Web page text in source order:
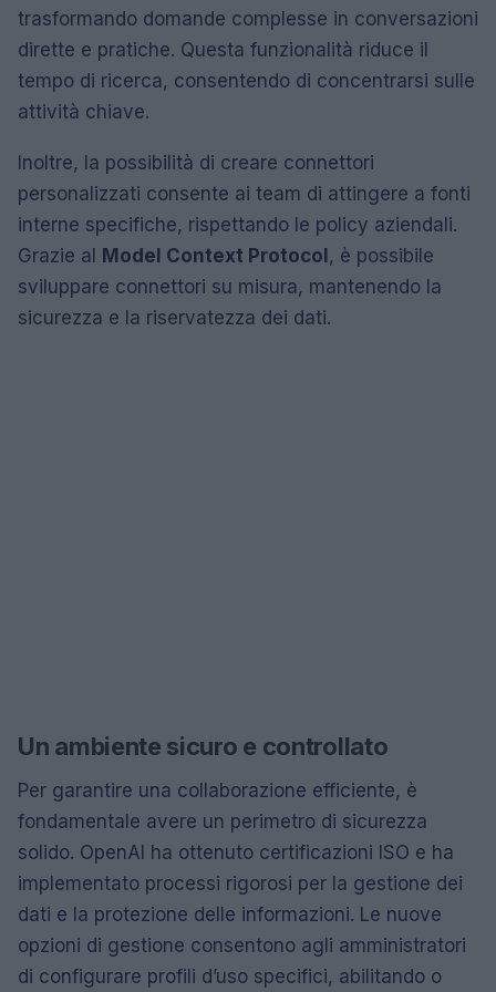
trasformando domande complesse in conversazioni
dirette e pratiche. Questa funzionalità riduce il
tempo di ricerca, consentendo di concentrarsi sulle
attività chiave.
Inoltre, la possibilità di creare connettori
personalizzati consente ai team di attingere a fonti
interne specifiche, rispettando le policy aziendali.
Grazie al Model Context Protocol, è possibile
sviluppare connettori su misura, mantenendo la
sicurezza e la riservatezza dei dati.
Un ambiente sicuro e controllato
Per garantire una collaborazione efficiente, è
fondamentale avere un perimetro di sicurezza
solido. OpenAI ha ottenuto certificazioni ISO e ha
implementato processi rigorosi per la gestione dei
dati e la protezione delle informazioni. Le nuove
opzioni di gestione consentono agli amministratori
di configurare profili d’uso specifici, abilitando o